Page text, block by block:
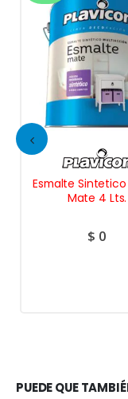
Esmalte
Mate 4 Lts.
$ 0
PUEDE QUE